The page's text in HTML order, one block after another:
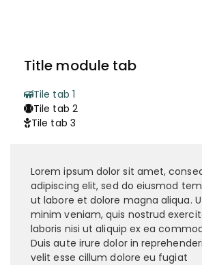
Title module tab
Tile tab 1
Tile tab 2
Tile tab 3
Lorem ipsum dolor sit amet,
adipiscing elit, sed do eiusmod
ut labore et dolore magna aliqua.
minim veniam, quis nostrud
laboris nisi ut aliquip ex ea
Duis aute irure dolor in
velit esse cillum dolore eu fugiat